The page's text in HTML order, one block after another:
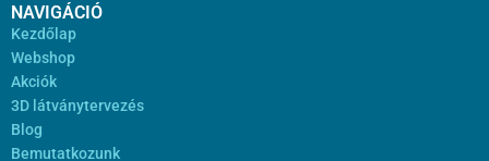
NAVIGÁCIÓ
Kezdőlap
Webshop
Akciók
3D látványtervezés
Blog
Bemutatkozunk